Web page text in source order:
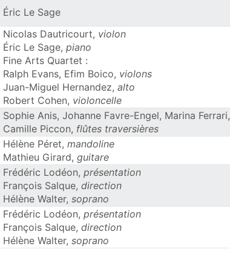
Éric Le Sage
Nicolas Dautricourt, violon
Éric Le Sage, piano
Fine Arts Quartet :
Ralph Evans, Efim Boico, violons
Juan-Miguel Hernandez, alto
Robert Cohen, violoncelle
Sophie Anis, Johanne Favre-Engel, Marina Ferrari,
Camille Piccon, flûtes traversières
Hélène Péret, mandoline
Mathieu Girard, guitare
Frédéric Lodéon, présentation
François Salque, direction
Hélène Walter, soprano
Frédéric Lodéon, présentation
François Salque, direction
Hélène Walter, soprano